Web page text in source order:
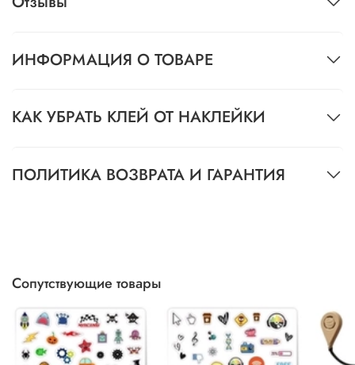
ИНФОРМАЦИЯ О ТОВАРЕ
КАК УБРАТЬ КЛЕЙ ОТ НАКЛЕЙКИ
ПОЛИТИКА ВОЗВРАТА И ГАРАНТИЯ
Сопутствующие товары